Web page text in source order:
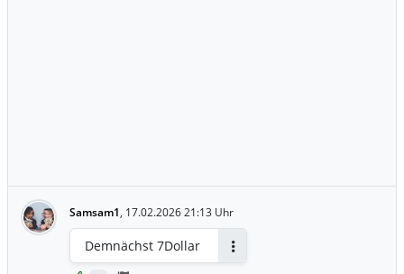
Samsam1, 17.02.2026 21:13 Uhr
Demnächst 7Dollar